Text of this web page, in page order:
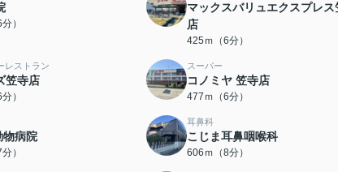
）
マックスバリュエクスプレス
店
425ｍ（6分）
レストラン
笠寺店
）
スーパー
コノミヤ 笠寺店
477ｍ（6分）
物病院
）
耳鼻科
こじま耳鼻咽喉科
606ｍ（8分）